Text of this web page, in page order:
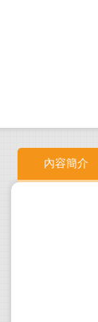
內容簡介